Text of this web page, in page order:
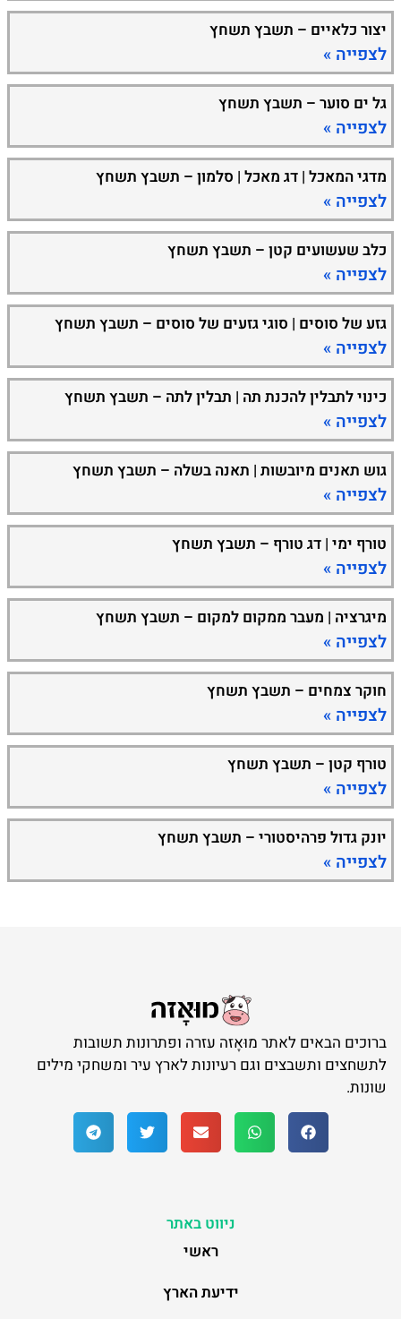
יצור כלאיים – תשבץ תשחץ
לצפייה »
גל ים סוער – תשבץ תשחץ
לצפייה »
מדגי המאכל | דג מאכל | סלמון – תשבץ תשחץ
לצפייה »
כלב שעשועים קטן – תשבץ תשחץ
לצפייה »
גזע של סוסים | סוגי גזעים של סוסים – תשבץ תשחץ
לצפייה »
כינוי לתבלין להכנת תה | תבלין לתה – תשבץ תשחץ
לצפייה »
גוש תאנים מיובשות | תאנה בשלה – תשבץ תשחץ
לצפייה »
טורף ימי | דג טורף – תשבץ תשחץ
לצפייה »
מיגרציה | מעבר ממקום למקום – תשבץ תשחץ
לצפייה »
חוקר צמחים – תשבץ תשחץ
לצפייה »
טורף קטן – תשבץ תשחץ
לצפייה »
יונק גדול פרהיסטורי – תשבץ תשחץ
לצפייה »
ברוכים הבאים לאתר מוּאָזה עזרה ופתרונות תשובות
לתשחצים ותשבצים וגם רעיונות לארץ עיר ומשחקי מילים
שונות.
ניווט באתר
ראשי
ידיעת הארץ